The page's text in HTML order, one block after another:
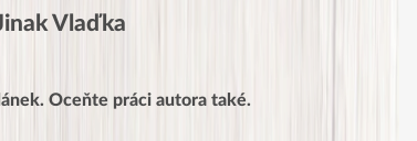
Vlaďka
Oceňte práci autora také.